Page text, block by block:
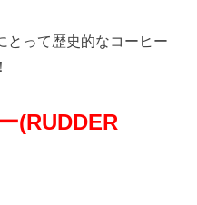
とって歴史的なコーヒー
(RUDDER